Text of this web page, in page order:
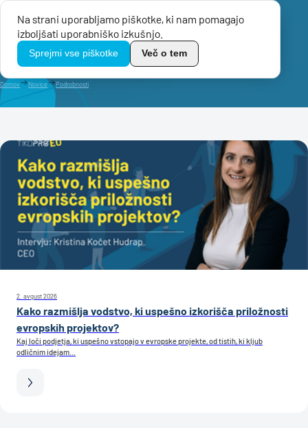
Na strani uporabljamo piškotke, ki nam pomagajo
izboljšati uporabniško izkušnjo.
Sprejmi vse piškotke Več o tem
TikoPro
Menu
Domov Novice Podrobnosti
2. avgust 2026
Kako razmišlja vodstvo, ki uspešno izkorišča priložnosti
evropskih projektov?
Kaj loči podjetja, ki uspešno vstopajo v evropske projekte, od tistih, ki kljub
odličnim idejam...